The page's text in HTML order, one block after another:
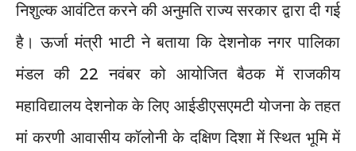
निशुल्क आवंटित करने की अनुमति राज्य सरकार द्वारा दी गई
है। ऊर्जा मंत्री भाटी ने बताया कि देशनोक नगर पालिका
मंडल की 22 नवंबर को आयोजित बैठक में राजकीय
महाविद्यालय देशनोक के लिए आईडीएसएमटी योजना के तहत
मां करणी आवासीय कॉलोनी के दक्षिण दिशा में स्थित भूमि में